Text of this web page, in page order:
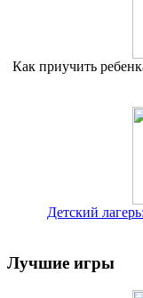
Как приучить
Детский
Лучшие игры